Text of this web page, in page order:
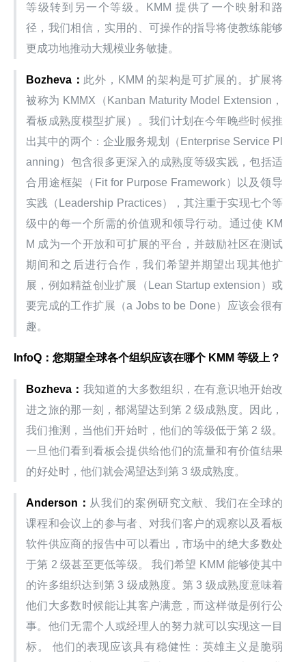
等级转到另一个等级。KMM 提供了一个映射和路
径，我们相信，实用的、可操作的指导将使教练能够
更成功地推动大规模业务敏捷。
Bozheva： 此外，KMM 的架构是可扩展的。扩展将
被称为 KMMX（Kanban Maturity Model Extension，
看板成熟度模型扩展）。我们计划在今年晚些时候推
出其中的两个：企业服务规划（Enterprise Service Pl
anning）包含很多更深入的成熟度等级实践，包括适
合用途框架（Fit for Purpose Framework）以及领导
实践（Leadership Practices），其注重于实现七个等
级中的每一个所需的价值观和领导行动。通过使 KM
M 成为一个开放和可扩展的平台，并鼓励社区在测试
期间和之后进行合作，我们希望并期望出现其他扩
展，例如精益创业扩展（Lean Startup extension）或
要完成的工作扩展（a Jobs to be Done）应该会很有
趣。
InfoQ：您期望全球各个组织应该在哪个 KMM 等级上？
Bozheva： 我知道的大多数组织，在有意识地开始改
进之旅的那一刻，都渴望达到第 2 级成熟度。因此，
我们推测，当他们开始时，他们的等级低于第 2 级。
一旦他们看到看板会提供给他们的流量和有价值结果
的好处时，他们就会渴望达到第 3 级成熟度。
Anderson： 从我们的案例研究文献、我们在全球的
课程和会议上的参与者、对我们客户的观察以及看板
软件供应商的报告中可以看出，市场中的绝大多数处
于第 2 级甚至更低等级。 我们希望 KMM 能够使其中
的许多组织达到第 3 级成熟度。第 3 级成熟度意味着
他们大多数时候能让其客户满意，而这样做是例行公
事。他们无需个人或经理人的努力就可以实现这一目
标。 他们的表现应该具有稳健性：英雄主义是脆弱